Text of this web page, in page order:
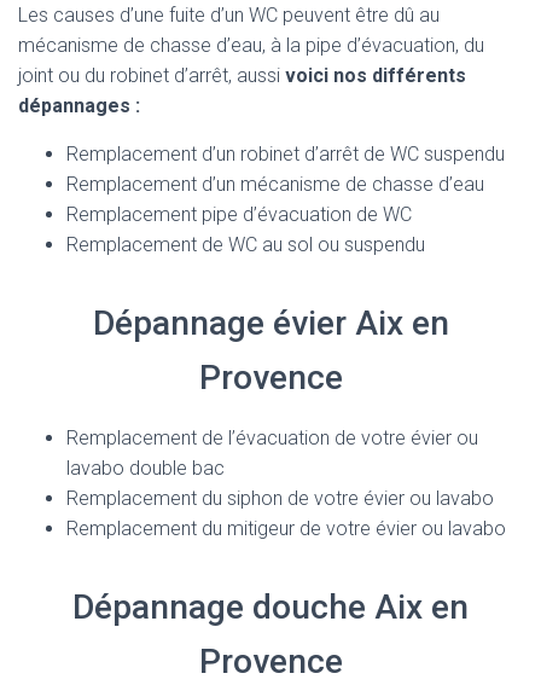
Les causes d’une fuite d’un WC peuvent être dû au
mécanisme de chasse d’eau, à la pipe d’évacuation, du
joint ou du robinet d’arrêt, aussi voici nos différents
dépannages :
Remplacement d’un robinet d’arrêt de WC suspendu
Remplacement d’un mécanisme de chasse d’eau
Remplacement pipe d’évacuation de WC
Remplacement de WC au sol ou suspendu
Dépannage évier Aix en
Provence
Remplacement de l’évacuation de votre évier ou
lavabo double bac
Remplacement du siphon de votre évier ou lavabo
Remplacement du mitigeur de votre évier ou lavabo
Dépannage douche Aix en
Provence